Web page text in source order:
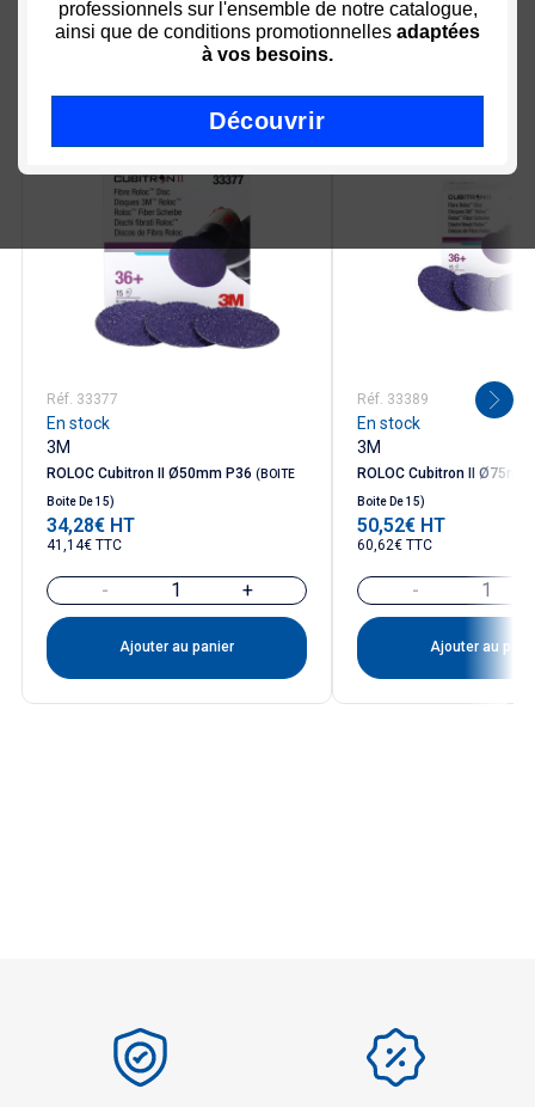
Nous vous recommandons
Voir déclinaisons
Réf. 33377
En stock
3M
ROLOC Cubitron II Ø50mm P36 (BOITE
Boite De 15)
Prix
34,28€ HT
41,14€ TTC
- +
Ajouter au panier
Réf. 33389
En stock
3M
ROLOC Cubitron II
Boite De 15)
Prix
50,52€ HT
60,62€ TTC
-
Ajouter au
professionnels sur l'ensemble de notre catalogue,
ainsi que de conditions promotionnelles adaptées
à vos besoins.
Découvrir